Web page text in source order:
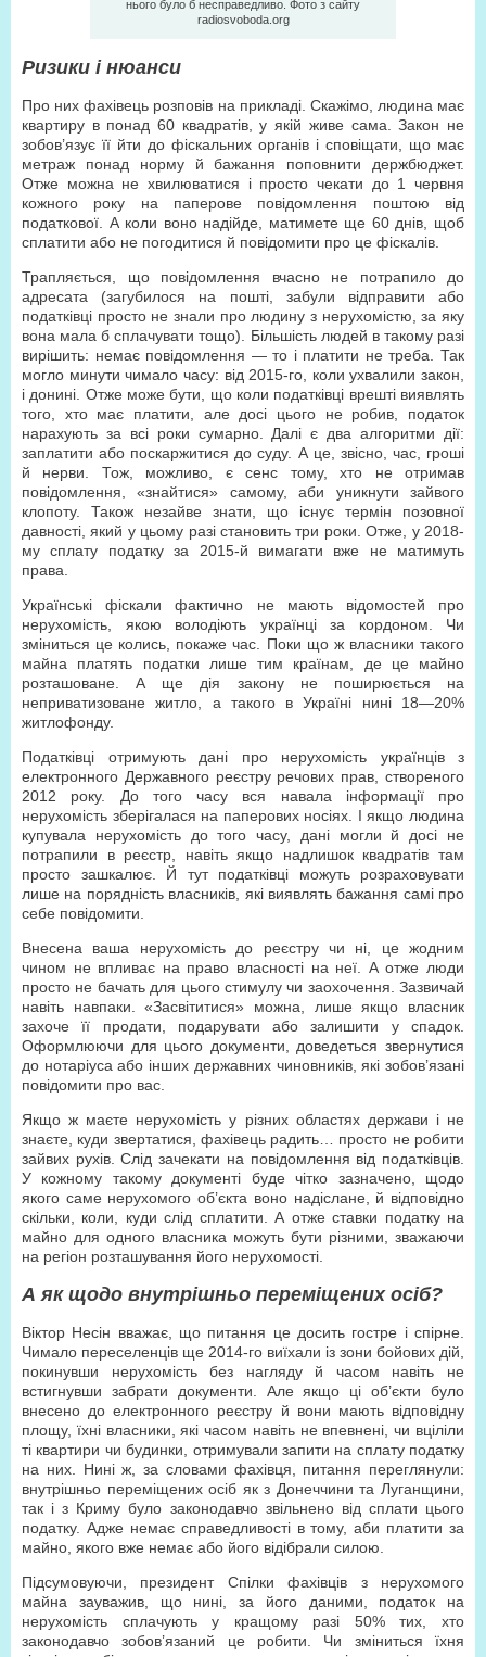
нього було б несправедливо. Фото з сайту
radiosvoboda.org
Ризики і нюанси
Про них фахівець розповів на прикладі. Скажімо, людина має
квартиру в понад 60 квадратів, у якій живе сама. Закон не
зобов’язує її йти до фіскальних органів і сповіщати, що має
метраж понад норму й бажання поповнити держбюджет.
Отже можна не хвилюватися і просто чекати до 1 червня
кожного року на паперове повідомлення поштою від
податкової. А коли воно надійде, матимете ще 60 днів, щоб
сплатити або не погодитися й повідомити про це фіскалів.
Трапляється, що повідомлення вчасно не потрапило до
адресата (загубилося на пошті, забули відправити або
податківці просто не знали про людину з нерухомістю, за яку
вона мала б сплачувати тощо). Більшість людей в такому разі
вирішить: немає повідомлення — то і платити не треба. Так
могло минути чимало часу: від 2015-го, коли ухвалили закон,
і донині. Отже може бути, що коли податківці врешті виявлять
того, хто має платити, але досі цього не робив, податок
нарахують за всі роки сумарно. Далі є два алгоритми дії:
заплатити або поскаржитися до суду. А це, звісно, час, гроші
й нерви. Тож, можливо, є сенс тому, хто не отримав
повідомлення, «знайтися» самому, аби уникнути зайвого
клопоту. Також незайве знати, що існує термін позовної
давності, який у цьому разі становить три роки. Отже, у 2018-
му сплату податку за 2015-й вимагати вже не матимуть
права.
Українські фіскали фактично не мають відомостей про
нерухомість, якою володіють українці за кордоном. Чи
зміниться це колись, покаже час. Поки що ж власники такого
майна платять податки лише тим країнам, де це майно
розташоване. А ще дія закону не поширюється на
неприватизоване житло, а такого в Україні нині 18—20%
житлофонду.
Податківці отримують дані про нерухомість українців з
електронного Державного реєстру речових прав, створеного
2012 року. До того часу вся навала інформації про
нерухомість зберігалася на паперових носіях. І якщо людина
купувала нерухомість до того часу, дані могли й досі не
потрапили в реєстр, навіть якщо надлишок квадратів там
просто зашкалює. Й тут податківці можуть розраховувати
лише на порядність власників, які виявлять бажання самі про
себе повідомити.
Внесена ваша нерухомість до реєстру чи ні, це жодним
чином не впливає на право власності на неї. А отже люди
просто не бачать для цього стимулу чи заохочення. Зазвичай
навіть навпаки. «Засвітитися» можна, лише якщо власник
захоче її продати, подарувати або залишити у спадок.
Оформлюючи для цього документи, доведеться звернутися
до нотаріуса або інших державних чиновників, які зобов’язані
повідомити про вас.
Якщо ж маєте нерухомість у різних областях держави і не
знаєте, куди звертатися, фахівець радить… просто не робити
зайвих рухів. Слід зачекати на повідомлення від податківців.
У кожному такому документі буде чітко зазначено, щодо
якого саме нерухомого об’єкта воно надіслане, й відповідно
скільки, коли, куди слід сплатити. А отже ставки податку на
майно для одного власника можуть бути різними, зважаючи
на регіон розташування його нерухомості.
А як щодо внутрішньо переміщених осіб?
Віктор Несін вважає, що питання це досить гостре і спірне.
Чимало переселенців ще 2014-го виїхали із зони бойових дій,
покинувши нерухомість без нагляду й часом навіть не
встигнувши забрати документи. Але якщо ці об’єкти було
внесено до електронного реєстру й вони мають відповідну
площу, їхні власники, які часом навіть не впевнені, чи вціліли
ті квартири чи будинки, отримували запити на сплату податку
на них. Нині ж, за словами фахівця, питання переглянули:
внутрішньо переміщених осіб як з Донеччини та Луганщини,
так і з Криму було законодавчо звільнено від сплати цього
податку. Адже немає справедливості в тому, аби платити за
майно, якого вже немає або його відібрали силою.
Підсумовуючи, президент Спілки фахівців з нерухомого
майна зауважив, що нині, за його даними, податок на
нерухомість сплачують у кращому разі 50% тих, хто
законодавчо зобов’язаний це робити. Чи зміниться їхня